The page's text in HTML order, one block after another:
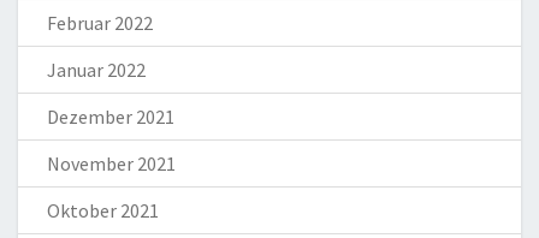
Februar 2022
Januar 2022
Dezember 2021
November 2021
Oktober 2021